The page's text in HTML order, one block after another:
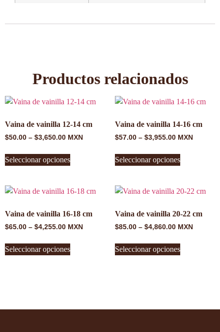
Productos relacionados
Vaina de vainilla 12-14 cm
$50.00 – $3,650.00 MXN
Seleccionar opciones
Vaina de vainilla 14-16 cm
$57.00 – $3,955.00 MXN
Seleccionar opciones
Vaina de vainilla 16-18 cm
$65.00 – $4,255.00 MXN
Seleccionar opciones
Vaina de vainilla 20-22 cm
$85.00 – $4,860.00 MXN
Seleccionar opciones